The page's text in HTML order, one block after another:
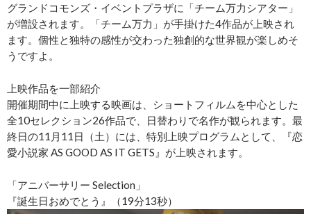
グランドコモンズ・イベントプラザに「チーム万力シアター」
が増設されます。「チーム万力」が手掛けた4作品が上映され
ます。個性と独特の感性が交わった独創的な世界観が楽しめそ
うですよ。
上映作品を一部紹介
開催期間中に上映する映画は、ショートフィルムを中心とした
全10セレクション26作品で、日替わりで名作が観られます。最
終日の11月11日（土）には、特別上映プログラムとして、『恋
愛小説家 AS GOOD AS IT GETS』が上映されます。
「アニバーサリー Selection」
『誕生日おめでとう』（19分13秒）